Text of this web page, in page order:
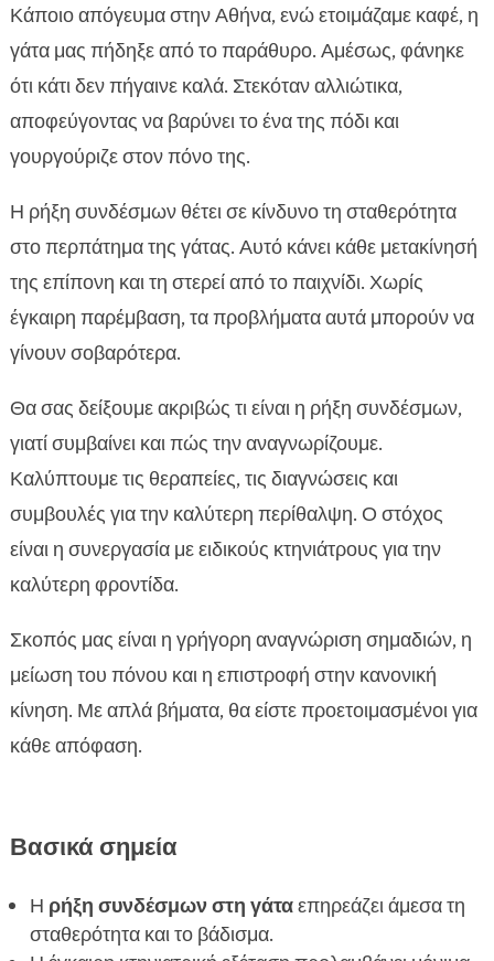
 Τι είναι η ρήξη συνδέσμων στη γάτα και γιατί
συμβαίνει
 Συχνότερα αίτια και παράγοντες κινδύνου
Κύρια συμπτώματα που δεν πρέπει να
αγνοήσουμε
Διάγνωση από κτηνίατρο: εξετάσεις και
απεικονιστικός έλεγχος
ρήξη συνδέσμου γάτας
Συντηρητική αγωγή: πότε αρκεί και τι
περιλαμβάνει
Χειρουργικές επιλογές και αποκατάσταση
Διατροφή που υποστηρίζει αρθρώσεις και
ανάρρωση
CricksyCat: θρεπτικές επιλογές για υγιείς
αρθρώσεις
Οδηγός ελέγχου βάρους για γάτες με
ορθοπεδικά θέματα

Άσκηση χαμηλής καταπόνησης και
εμπλουτισμός περιβάλλοντος
τραυματισμό
 Πρόληψη νέων τραυματισμών και μακροχρόνια
υγεία
 Συμπέρασμα
Κάποιο απόγευμα στην Αθήνα, ενώ ετοιμάζαμε καφέ, η
γάτα μας πήδηξε από το παράθυρο. Αμέσως, φάνηκε
ότι κάτι δεν πήγαινε καλά. Στεκόταν αλλιώτικα,
αποφεύγοντας να βαρύνει το ένα της πόδι και
γουργούριζε στον πόνο της.
Η ρήξη συνδέσμων θέτει σε κίνδυνο τη σταθερότητα
στο περπάτημα της γάτας. Αυτό κάνει κάθε μετακίνησή
της επίπονη και τη στερεί από το παιχνίδι. Χωρίς
έγκαιρη παρέμβαση, τα προβλήματα αυτά μπορούν να
γίνουν σοβαρότερα.
Θα σας δείξουμε ακριβώς τι είναι η ρήξη συνδέσμων,
γιατί συμβαίνει και πώς την αναγνωρίζουμε.
Καλύπτουμε τις θεραπείες, τις διαγνώσεις και
συμβουλές για την καλύτερη περίθαλψη. Ο στόχος
είναι η συνεργασία με ειδικούς κτηνιάτρους για την
καλύτερη φροντίδα.
Σκοπός μας είναι η γρήγορη αναγνώριση σημαδιών, η
μείωση του πόνου και η επιστροφή στην κανονική
κίνηση. Με απλά βήματα, θα είστε προετοιμασμένοι για
κάθε απόφαση.
Βασικά σημεία
Η ρήξη συνδέσμων στη γάταεπηρεάζει άμεσα τη
σταθερότητα και το βάδισμα.